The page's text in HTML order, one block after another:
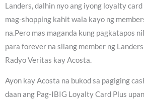
Landers, dalhin nyo ang iyong loyalty
mag-shopping kahit wala kayo ng
na.Pero mas maganda kung pagkatapos
para forever na silang member ng
Radyo Veritas kay Acosta.
Ayon kay Acosta na bukod sa pagiging
daan ang Pag-IBIG Loyalty Card Plus